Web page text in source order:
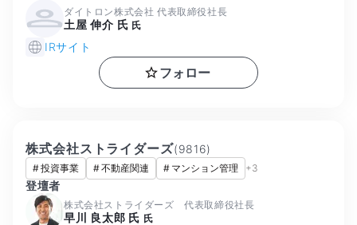
ダイトロン株式会社 代表取締役社長
土屋 伸介 氏 氏
IRサイト
フォロー
株式会社ストライダーズ(9816)
#投資事業 #不動産関連 # マンション管理 +3
登壇者
株式会社ストライダーズ 代表取締役社長
早川 良太郎 氏 氏